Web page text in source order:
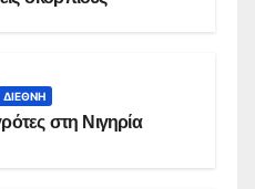
ΔΙΕΘΝΉ
στη Νιγηρία